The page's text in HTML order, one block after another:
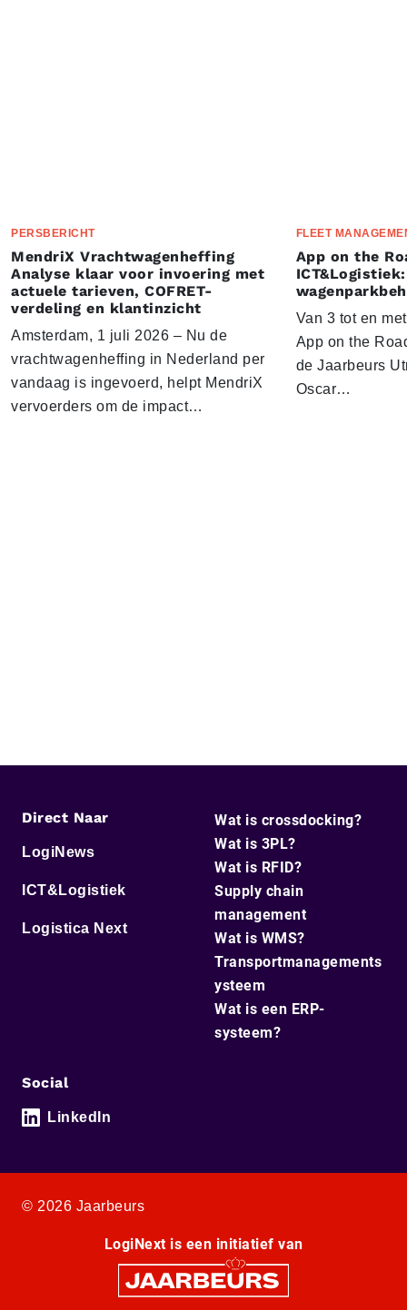
PERSBERICHT
MendriX Vrachtwagenheffing
Analyse klaar voor invoering met
actuele tarieven, COFRET-
verdeling en klantinzicht
Amsterdam, 1 juli 2026 – Nu de
vrachtwagenheffing in Nederland per
vandaag is ingevoerd, helpt MendriX
vervoerders om de impact…
FLEET
App on the
Van 3 tot en
App on the
de Jaarbeurs
Oscar…
Direct Naar
LogiNews
ICT&Logistiek
Logistica Next
Wat is crossdocking?
Wat is 3PL?
Wat is RFID?
Supply chain
management
Wat is WMS?
Transportmanagements
ysteem
Wat is een ERP-
systeem?
Social
LinkedIn
© 2026 Jaarbeurs
LogiNext is een initiatief van